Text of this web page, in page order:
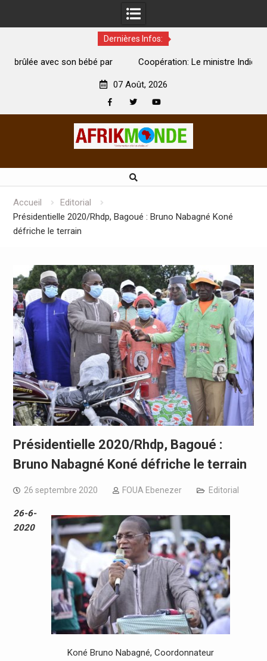
Dernières Infos:
Coopération: Le ministre Indien Kirti Vardhan Singh à
07 Août, 2026
Accueil
Editorial
Présidentielle 2020/Rhdp, Bagoué : Bruno Nabagné Koné
défriche le terrain
Présidentielle 2020/Rhdp, Bagoué :
Bruno Nabagné Koné défriche le terrain
26 septembre 2020 FOUA Ebenezer Editorial
Koné Bruno Nabagné, Coordonnateur
26-6-
2020